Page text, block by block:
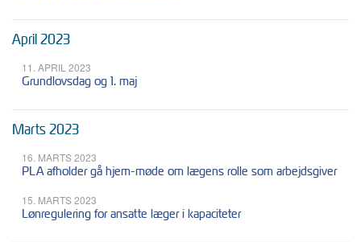
April 2023
11. APRIL 2023
Grundlovsdag og 1. maj
Marts 2023
16. MARTS 2023
PLA afholder gå hjem-møde om lægens rolle som arbejdsgiver
15. MARTS 2023
Lønregulering for ansatte læger i kapaciteter